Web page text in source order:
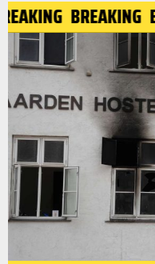
BREAKING BREAKING